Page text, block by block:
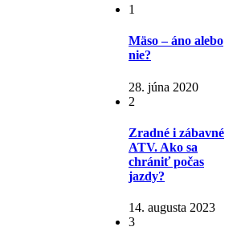
1
Mäso – áno alebo
nie?
28. júna 2020
2
Zradné i zábavné
ATV. Ako sa
chrániť počas
jazdy?
14. augusta 2023
3